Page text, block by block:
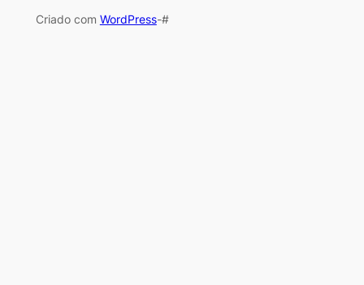
Criado com WordPress-#